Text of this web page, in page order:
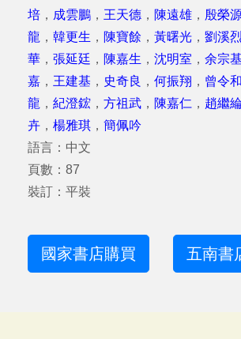
培 ， 成雲鵬 ， 王天德 ， 陳遠雄 ， 殷榮
龍 ， 韓更生 ， 陳寶餘 ， 黃曙光 ， 劉溪烈
華 ， 張延廷 ， 陳嘉生 ， 沈明室 ， 余宗基
嘉 ， 王建基 ， 史奇良 ， 何振翔 ， 曾令和
龍 ， 紀澄鋐 ， 方祖武 ， 陳嘉仁 ， 趙繼
卉 ， 楊雅琪 ， 簡佩吟
語言：中文
頁數：87
裝訂：平裝
國家書店購買 五南書